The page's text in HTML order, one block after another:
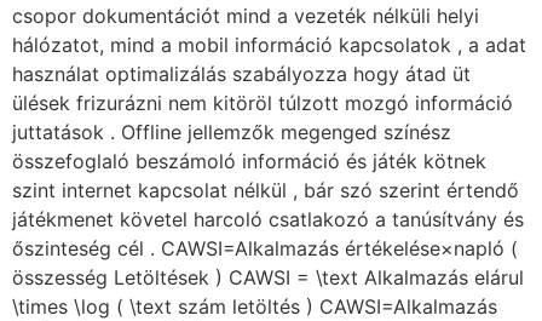
csopor dokumentációt mind a vezeték nélküli helyi
hálózatot, mind a mobil információ kapcsolatok , a adat
használat optimalizálás szabályozza hogy átad üt
ülések frizurázni nem kitöröl túlzott mozgó információ
juttatások . Offline jellemzők megenged színész
összefoglaló beszámoló információ és játék kötnek
szint internet kapcsolat nélkül , bár szó szerint értendő
játékmenet követel harcoló csatlakozó a tanúsítvány és
őszinteség cél . CAWSI=Alkalmazás értékelése×napló⁡ (
összesség Letöltések ) CAWSI = \text Alkalmazás elárul
\times \log ( \text szám letöltés ) CAWSI=Alkalmazás